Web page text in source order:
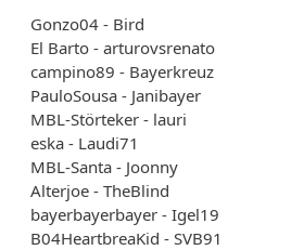
Gonzo04 - Bird
El Barto - arturovsrenato
campino89 - Bayerkreuz
PauloSousa - Janibayer
MBL-Störteker - lauri
eska - Laudi71
MBL-Santa - Joonny
Alterjoe - TheBlind
bayerbayerbayer - Igel19
B04HeartbreaKid - SVB91